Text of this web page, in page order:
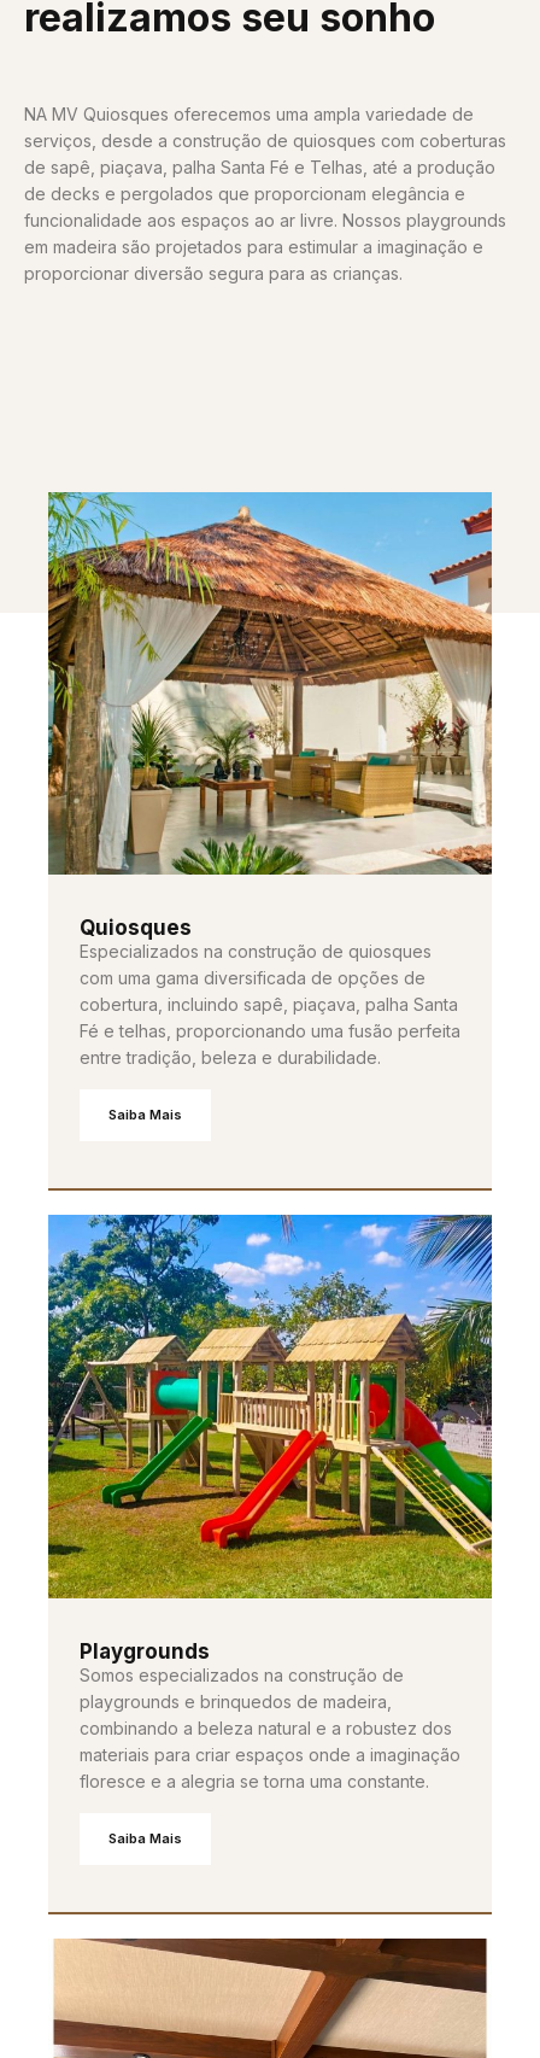
realizamos seu sonho
NA MV Quiosques oferecemos uma ampla variedade de
serviços, desde a construção de quiosques com coberturas
de sapê, piaçava, palha Santa Fé e Telhas, até a produção
de decks e pergolados que proporcionam elegância e
funcionalidade aos espaços ao ar livre. Nossos playgrounds
em madeira são projetados para estimular a imaginação e
proporcionar diversão segura para as crianças.
Quiosques
Especializados na construção de quiosques
com uma gama diversificada de opções de
cobertura, incluindo sapê, piaçava, palha Santa
Fé e telhas, proporcionando uma fusão perfeita
entre tradição, beleza e durabilidade.
Saiba Mais
Playgrounds
Somos especializados na construção de
playgrounds e brinquedos de madeira,
combinando a beleza natural e a robustez dos
materiais para criar espaços onde a imaginação
floresce e a alegria se torna uma constante.
Saiba Mais